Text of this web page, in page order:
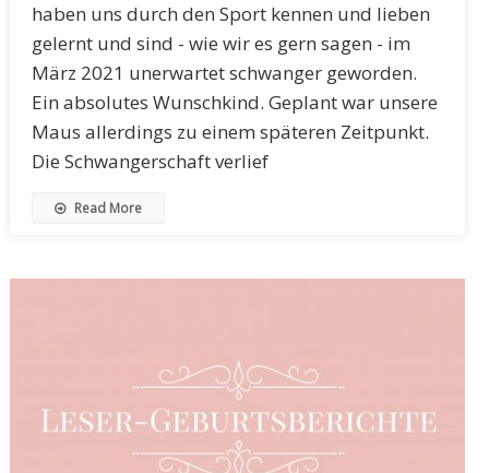
haben uns durch den Sport kennen und lieben
gelernt und sind - wie wir es gern sagen - im
März 2021 unerwartet schwanger geworden.
Ein absolutes Wunschkind. Geplant war unsere
Maus allerdings zu einem späteren Zeitpunkt.
Die Schwangerschaft verlief
Read More